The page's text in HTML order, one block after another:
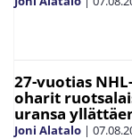
27-vuotias
oharit
uransa
Joni Alatalo |